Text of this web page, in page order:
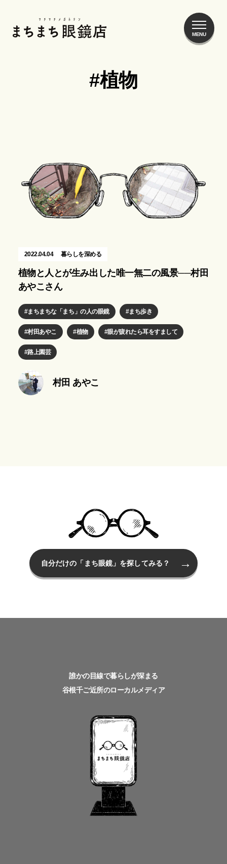
#植物
2022.04.04 暮らしを深める
植物と人とが生み出した唯一無二の風景──村田
あやこさん
まちまちな「まち」の人の眼鏡 まち歩き
村田あやこ 植物 眼が疲れたら耳をすまして
路上園芸
村田 あやこ
自分だけの「まち眼鏡」を探してみる？
誰かの目線で暮らしが深まる
谷根千ご近所のローカルメディア